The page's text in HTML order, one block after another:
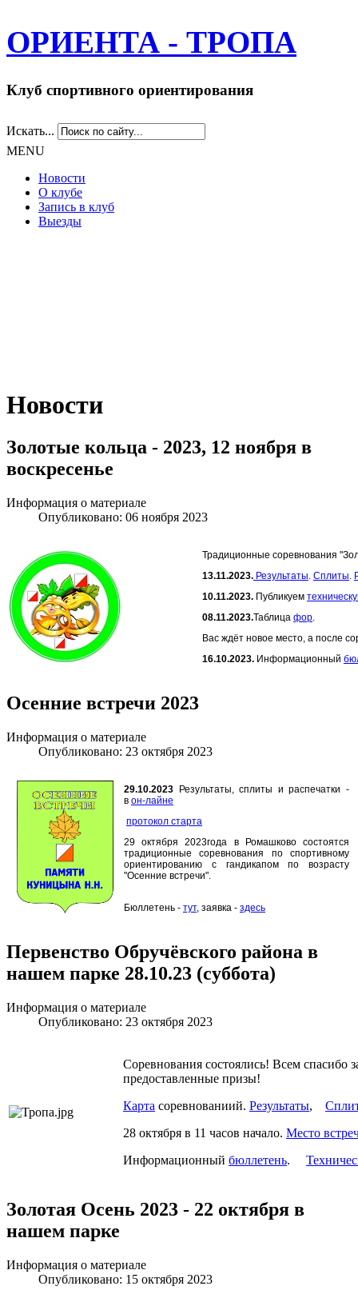
ОРИЕНТА - ТРОПА
Клуб спортивного ориентирования
Искать...
MENU
Новости
О клубе
Запись в клуб
Выезды
Новости
Золотые кольца - 2023, 12 ноября в
воскресенье
Информация о материале
Опубликовано: 06 ноября 2023
Традиционные соревнования
13.11.2023. Результаты. Сплиты.
10.11.2023. Публикуем
08.11.2023.Таблица фор.
Вас ждёт новое место, а после
16.10.2023. Информационный
Осенние встречи 2023
Информация о материале
Опубликовано: 23 октября 2023
29.10.2023 Результаты, сплиты и распечатки -
в он-лайне
протокол старта
29 октября 2023года в Ромашково состоятся
традиционные соревнования по спортивному
ориентированию с гандикапом по возрасту
"Осенние встречи".
Бюллетень - тут, заявка - здесь
Первенство Обручёвского района в
нашем парке 28.10.23 (суббота)
Информация о материале
Опубликовано: 23 октября 2023
Соревнования состоялись! Всем спасибо
предоставленные призы!
Карта соревнованиий. Результаты,
28 октября в 11 часов начало. Место
Информационный бюллетень.
Золотая Осень 2023 - 22 октября в
нашем парке
Информация о материале
Опубликовано: 15 октября 2023